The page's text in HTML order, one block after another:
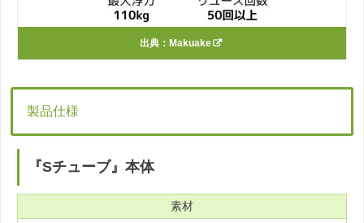
出典： Makuake
製品仕様
『Sチューブ』本体
素材